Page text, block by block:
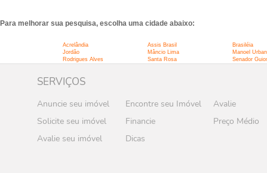
Para melhorar sua pesquisa, escolha uma cidade abaixo:
Acrelândia Assis Brasil Brasiléia
Jordão
Mâncio Lima Manoel
Rodrigues Alves
Santa Rosa Senador
SERVIÇOS
Anuncie seu imóvel Encontre seu Imóvel
Avalie
Solicite seu imóvel
Financie
Preço Médio
Avalie seu imóvel
Dicas